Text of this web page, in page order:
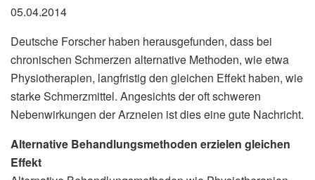
05.04.2014
Deutsche Forscher haben herausgefunden, dass bei
chronischen Schmerzen alternative Methoden, wie etwa
Physiotherapien, langfristig den gleichen Effekt haben, wie
starke Schmerzmittel. Angesichts der oft schweren
Nebenwirkungen der Arzneien ist dies eine gute Nachricht.
Alternative Behandlungsmethoden erzielen gleichen
Effekt